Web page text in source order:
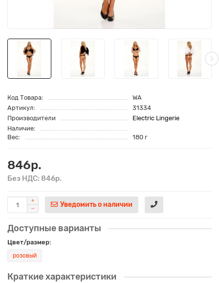
Код Товара:
WA
Артикул:
31334
Производители
Electric Lingerie
Наличие:
Вес:
180 г
846р.
Без НДС: 846р.
Уведомить о наличии
Доступные варианты
Цвет/размер:
розовый
Краткие характеристики